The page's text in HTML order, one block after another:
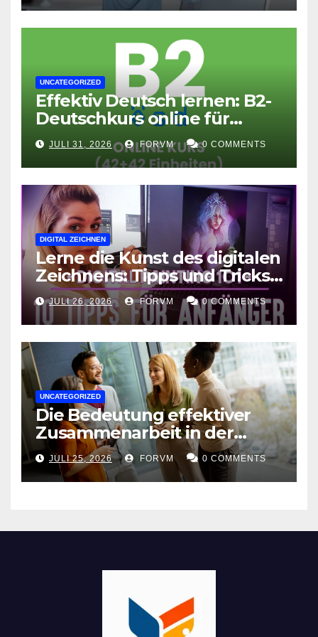
UNCATEGORIZED
Effektiv Deutsch lernen: B2-
Deutschkurs online für
Fortgeschrittene
JULI 31, 2026 FORVM 0 COMMENTS
DIGITAL ZEICHNEN
Lerne die Kunst des digitalen
Zeichnens: Tipps und Tricks
für kreative Ausdruckskunst
JULI 26, 2026 FORVM 0 COMMENTS
UNCATEGORIZED
Die Bedeutung effektiver
Zusammenarbeit in der
Arbeitswelt
JULI 25, 2026 FORVM 0 COMMENTS